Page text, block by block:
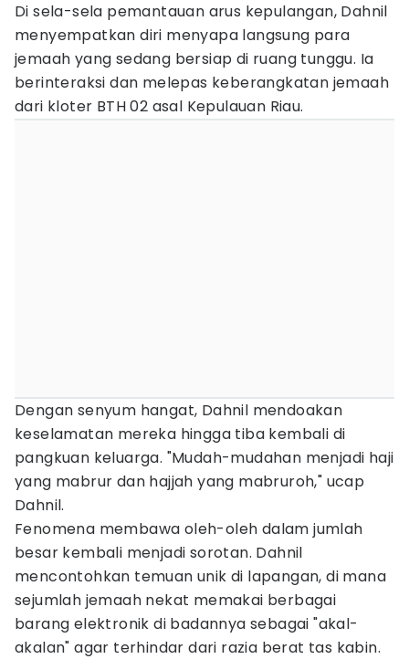
Di sela-sela pemantauan arus kepulangan, Dahnil
menyempatkan diri menyapa langsung para
jemaah yang sedang bersiap di ruang tunggu. Ia
berinteraksi dan melepas keberangkatan jemaah
dari kloter BTH 02 asal Kepulauan Riau.
Dengan senyum hangat, Dahnil mendoakan
keselamatan mereka hingga tiba kembali di
pangkuan keluarga. "Mudah-mudahan menjadi haji
yang mabrur dan hajjah yang mabruroh," ucap
Dahnil.
Fenomena membawa oleh-oleh dalam jumlah
besar kembali menjadi sorotan. Dahnil
mencontohkan temuan unik di lapangan, di mana
sejumlah jemaah nekat memakai berbagai
barang elektronik di badannya sebagai "akal-
akalan" agar terhindar dari razia berat tas kabin.